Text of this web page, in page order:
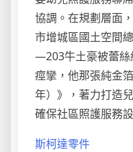
協調。在規劃層面
市增城區國土空間
—203牛土豪被蕾絲
痙攣，他那張純金
年）》，著力打造
確保社區照護服務
斯柯達零件